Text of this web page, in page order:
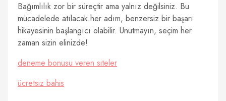
Bağımlılık zor bir süreçtir ama yalnız değilsiniz. Bu
mücadelede atılacak her adım, benzersiz bir başarı
hikayesinin başlangıcı olabilir. Unutmayın, seçim her
zaman sizin elinizde!
deneme bonusu veren siteler
ücretsiz bahis